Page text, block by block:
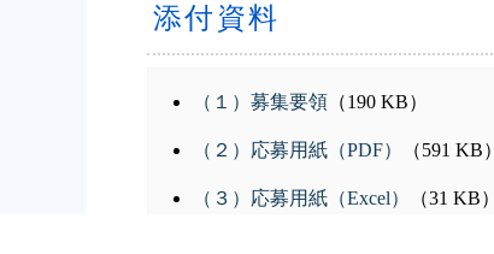
添付資料
（１）募集要領（190 KB）
（２）応募用紙（PDF） （591 KB）
（３）応募用紙（Excel） （31 KB）